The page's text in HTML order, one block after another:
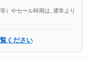
）やセール時期は, 通常より
ください